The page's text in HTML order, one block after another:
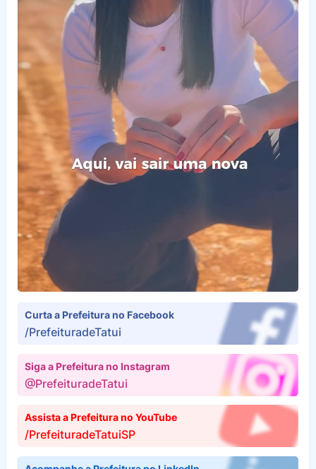
Curta a Prefeitura no Facebook
/PrefeituradeTatui
Siga a Prefeitura no Instagram
@PrefeituradeTatui
Assista a Prefeitura no YouTube
/PrefeituradeTatuiSP